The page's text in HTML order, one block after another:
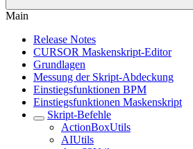
Main
Release Notes
CURSOR Maskenskript-Editor
Grundlagen
Messung der Skript-Abdeckung
Einstiegsfunktionen BPM
Einstiegsfunktionen Maskenskript
Skript-Befehle
ActionBoxUtils
AIUtils